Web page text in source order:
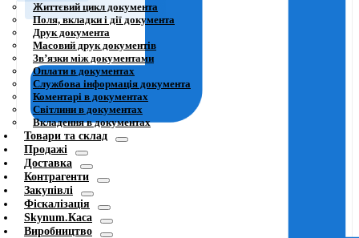
Життєвий цикл документа
Поля, вкладки і дії документа
Друк документа
Масовий друк документів
Звʼязки між документами
Оплати в документах
Службова інформація документа
Коментарі в документах
Світлини в документах
Вкладення в документах
Товари та склад
Продажі
Доставка
Контрагенти
Закупівлі
Фіскалізація
Skynum.Каса
Виробництво